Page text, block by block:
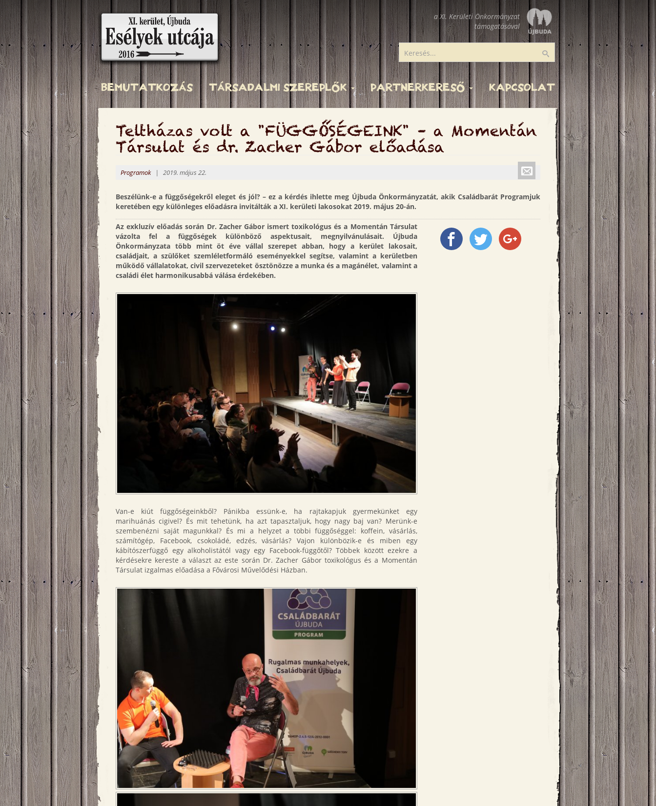
a
tartalomra
Esélyek
utcája
a XI. Kerületi Önkormányzat
támogatásával
Keresés
BEMUTATKOZÁS TÁRSADALMI SZEREPLŐK PARTNERKERESŐ KAPCSOLAT
Teltházas volt a "FÜGGŐSÉGEINK" – a Momentán
Társulat és dr. Zacher Gábor előadása
Programok| 2019. május 22.
Küldés
emailben
Beszélünk-e a függőségekről eleget és jól? – ez a kérdés ihlette meg Újbuda Önkormányzatát, akik Családbarát Programjuk
keretében egy különleges előadásra invitálták a XI. kerületi lakosokat 2019. május 20-án.
Az exkluzív előadás során Dr. Zacher Gábor ismert toxikológus és a Momentán Társulat
vázolta fel a függőségek különböző aspektusait, megnyilvánulásait. Újbuda
Önkormányzata több mint öt éve vállal szerepet abban, hogy a kerület lakosait,
családjait, a szülőket szemléletformáló eseményekkel segítse, valamint a kerületben
működő vállalatokat, civil szervezeteket ösztönözze a munka és a magánélet, valamint a
családi élet harmonikusabbá válása érdekében.
Van-e kiút függőségeinkből? Pánikba essünk-e, ha rajtakapjuk gyermekünket egy
marihuánás cigivel? És mit tehetünk, ha azt tapasztaljuk, hogy nagy baj van? Merünk-e
szembenézni saját magunkkal? És mi a helyzet a többi függőséggel: koffein, vásárlás,
számítógép, Facebook, csokoládé, edzés, vásárlás? Vajon különbözik-e és miben egy
kábítószerfüggő egy alkoholistától vagy egy Facebook-függőtől? Többek között ezekre a
kérdésekre kereste a választ az este során Dr. Zacher Gábor toxikológus és a Momentán
Társulat izgalmas előadása a Fővárosi Művelődési Házban.
Megosztás